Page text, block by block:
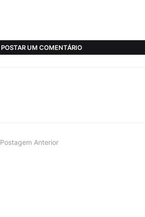
POSTAR UM COMENTÁRIO
Postagem Anterior